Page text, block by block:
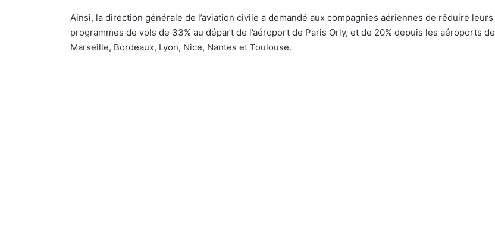
Ainsi, la direction générale de l’aviation civile a demandé aux compagnies aériennes de réduire leurs
programmes de vols de 33% au départ de l’aéroport de Paris Orly, et de 20% depuis les aéroports de
Marseille, Bordeaux, Lyon, Nice, Nantes et Toulouse.